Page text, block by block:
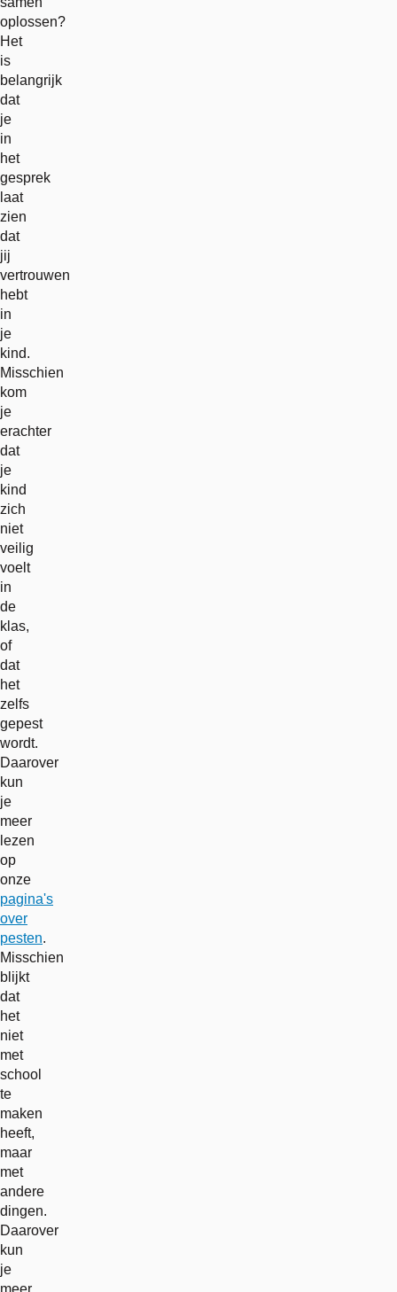
oplossen?
Het
is
belangrijk
dat
je
in
het
gesprek
laat
zien
dat
jij
vertrouwen
hebt
in
je
kind.
Misschien
kom
je
erachter
dat
je
kind
zich
niet
veilig
voelt
in
de
klas,
of
dat
het
zelfs
gepest
wordt.
Daarover
kun
je
meer
lezen
op
onze
pagina's
over
pesten.
Misschien
blijkt
dat
het
niet
met
school
te
maken
heeft,
maar
met
andere
dingen.
Daarover
kun
je
meer